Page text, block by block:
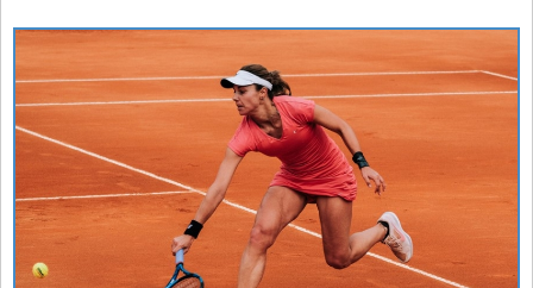
WTA
ТУРНИРИ
SOFIA OPEN
КЛУБОВЕ
Екипировка
Истории
Спорт&Фитнес